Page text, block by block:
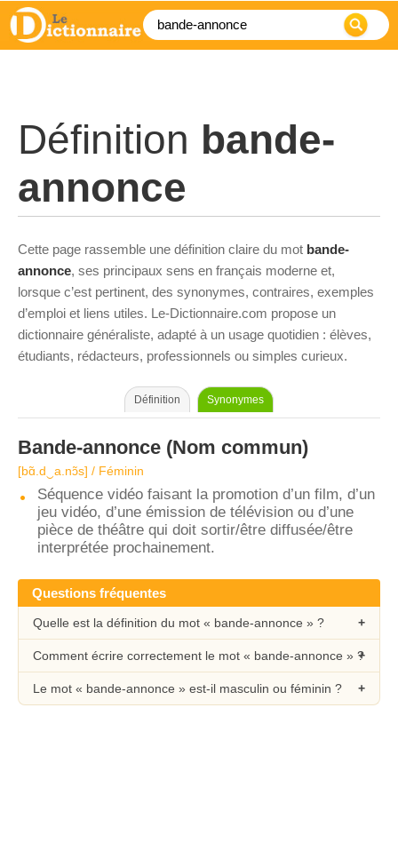
Définition bande-
annonce
Cette page rassemble une définition claire du mot bande-
annonce, ses principaux sens en français moderne et,
lorsque c’est pertinent, des synonymes, contraires, exemples
d’emploi et liens utiles. Le-Dictionnaire.com propose un
dictionnaire généraliste, adapté à un usage quotidien : élèves,
étudiants, rédacteurs, professionnels ou simples curieux.
Définition Synonymes
Bande-annonce (Nom commun)
[bɑ̃.d‿a.nɔ̃s] / Féminin
Séquence vidéo faisant la promotion d’un film, d’un
jeu vidéo, d’une émission de télévision ou d’une
pièce de théâtre qui doit sortir/être diffusée/être
interprétée prochainement.
Questions fréquentes
Quelle est la définition du mot « bande-annonce » ?
Comment écrire correctement le mot « bande-annonce » ?
Le mot « bande-annonce » est-il masculin ou féminin ?